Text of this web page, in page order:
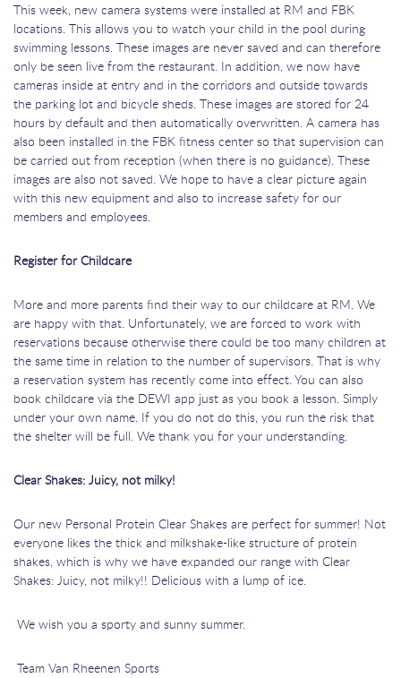
This week, new camera systems were installed at RM and FBK
locations. This allows you to watch your child in the pool during
swimming lessons. These images are never saved and can therefore
only be seen live from the restaurant. In addition, we now have
cameras inside at entry and in the corridors and outside towards
the parking lot and bicycle sheds. These images are stored for 24
hours by default and then automatically overwritten. A camera has
also been installed in the FBK fitness center so that supervision can
be carried out from reception (when there is no guidance). These
images are also not saved. We hope to have a clear picture again
with this new equipment and also to increase safety for our
members and employees.
Register for Childcare
More and more parents find their way to our childcare at RM. We
are happy with that. Unfortunately, we are forced to work with
reservations because otherwise there could be too many children at
the same time in relation to the number of supervisors. That is why
a reservation system has recently come into effect. You can also
book childcare via the DEWI app just as you book a lesson. Simply
under your own name. If you do not do this, you run the risk that
the shelter will be full. We thank you for your understanding.
Clear Shakes: Juicy, not milky!
Our new Personal Protein Clear Shakes are perfect for summer! Not
everyone likes the thick and milkshake-like structure of protein
shakes, which is why we have expanded our range with Clear
Shakes: Juicy, not milky!! Delicious with a lump of ice.
We wish you a sporty and sunny summer.
Team Van Rheenen Sports